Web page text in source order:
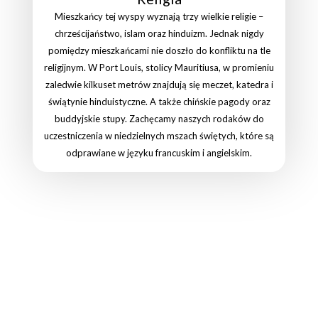
Mieszkańcy tej wyspy wyznają trzy wielkie religie –
chrześcijaństwo, islam oraz hinduizm. Jednak nigdy
pomiędzy mieszkańcami nie doszło do konfliktu na tle
religijnym. W Port Louis, stolicy Mauritiusa, w promieniu
zaledwie kilkuset metrów znajdują się meczet, katedra i
świątynie hinduistyczne. A także chińskie pagody oraz
buddyjskie stupy. Zachęcamy naszych rodaków do
uczestniczenia w niedzielnych mszach świętych, które są
odprawiane w języku francuskim i angielskim.